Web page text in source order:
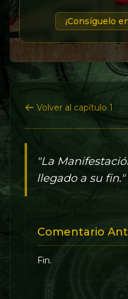
¡Consíguelo
Volver al capítulo 1
"La
llegado a su fin."
Comentario
Fin.